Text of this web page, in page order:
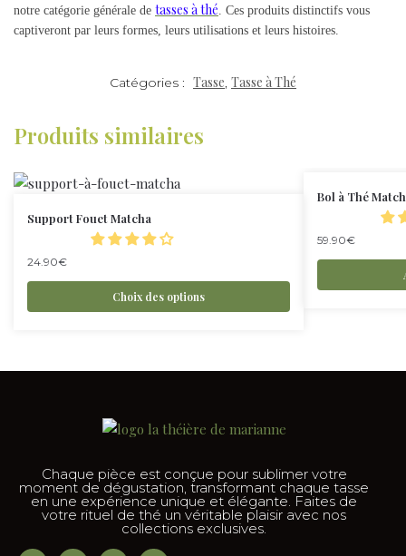
notre catégorie générale de tasses à thé. Ces produits distinctifs vous
captiveront par leurs formes, leurs utilisations et leurs histoires.
Catégories : Tasse, Tasse à Thé
Produits similaires
Support Fouet Matcha
24.90€
Choix des options
Bol à Thé
59.90€
Chaque pièce est conçue pour sublimer votre
moment de dégustation, transformant chaque tasse
en une expérience unique et élégante. Faites de
votre rituel de thé un véritable plaisir avec nos
collections exclusives.